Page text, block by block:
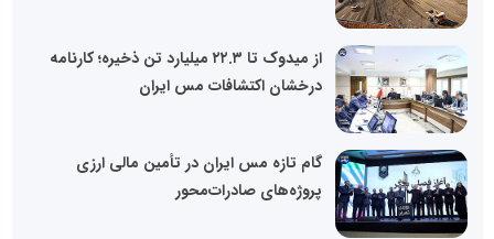
از میدوک تا ۲۲.۳ میلیارد تن ذخیره؛ کارنامه
درخشان اکتشافات مس ایران
گام تازه مس ایران در تأمین مالی ارزی
پروژه‌های صادرات‌محور